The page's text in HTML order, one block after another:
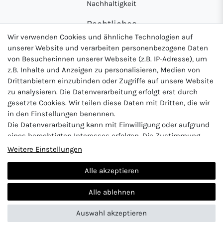
Nachhaltigkeit
Rechtliches
AGB
Datenschutzerklärung
Widerrufsrecht
Impressum
Logo von DHL für Paketversand
Logo von Zahlung per
Vertrag widerrufen
© 2024 Abunt| Design by neoprisma
Alle Preise inkl. MwSt., zzgl. Versandkosten
Wir verwenden Cookies und ähnliche Technologien auf
unserer Website und verarbeiten personenbezogene Daten
von Besucher:innen unserer Webseite (z.B. IP-Adresse), um
z.B. Inhalte und Anzeigen zu personalisieren, Medien von
Drittanbietern einzubinden oder Zugriffe auf unsere Website
zu analysieren. Die Datenverarbeitung erfolgt erst durch
gesetzte Cookies. Wir teilen diese Daten mit Dritten, die wir
in den Einstellungen benennen.
Die Datenverarbeitung kann mit Einwilligung oder aufgrund
eines berechtigten Interesses erfolgen. Die Zustimmung
kann erteilt oder abgelehnt werden. Es besteht das Recht,
Zeitpunkt zu ändern oder zu widerrufen. Beachten Sie unser
Impressumund weitere Hinweise zur Verwendung
personenbezogener Daten in unserer
Weitere Einstellungen
Alle akzeptieren
Alle ablehnen
Auswahl akzeptieren